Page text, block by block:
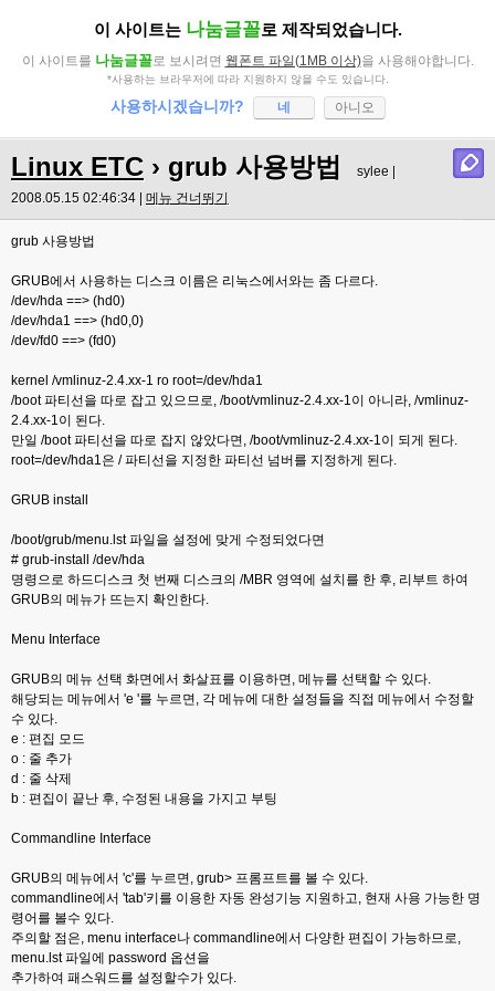
이 사이트는 나눔글꼴로 제작되었습니다.
이 사이트를 나눔글꼴로 보시려면 웹폰트 파일(1MB 이상)을 사용해야합니다.
*사용하는 브라우저에 따라 지원하지 않을 수도 있습니다.
사용하시겠습니까? 네 아니오
Linux ETC › grub 사용방법
sylee |
2008.05.15 02:46:34 | 메뉴 건너뛰기
grub 사용방법
GRUB에서 사용하는 디스크 이름은 리눅스에서와는 좀 다르다.
/dev/hda ==> (hd0)
/dev/hda1 ==> (hd0,0)
/dev/fd0 ==> (fd0)
kernel /vmlinuz-2.4.xx-1 ro root=/dev/hda1
/boot 파티선을 따로 잡고 있으므로, /boot/vmlinuz-2.4.xx-1이 아니라, /vmlinuz-
2.4.xx-1이 된다.
만일 /boot 파티선을 따로 잡지 않았다면, /boot/vmlinuz-2.4.xx-1이 되게 된다.
root=/dev/hda1은 / 파티선을 지정한 파티선 넘버를 지정하게 된다.
GRUB install
/boot/grub/menu.lst 파일을 설정에 맞게 수정되었다면
# grub-install /dev/hda
명령으로 하드디스크 첫 번째 디스크의 /MBR 영역에 설치를 한 후, 리부트 하여
GRUB의 메뉴가 뜨는지 확인한다.
Menu Interface
GRUB의 메뉴 선택 화면에서 화살표를 이용하면, 메뉴를 선택할 수 있다.
해당되는 메뉴에서 'e '를 누르면, 각 메뉴에 대한 설정들을 직접 메뉴에서 수정할
수 있다.
e : 편집 모드
o : 줄 추가
d : 줄 삭제
b : 편집이 끝난 후, 수정된 내용을 가지고 부팅
Commandline Interface
GRUB의 메뉴에서 'c'를 누르면, grub> 프롬프트를 볼 수 있다.
commandline에서 'tab'키를 이용한 자동 완성기능 지원하고, 현재 사용 가능한 명
령어를 볼수 있다.
주의할 점은, menu interface나 commandline에서 다양한 편집이 가능하므로,
menu.lst 파일에 password 옵션을
추가하여 패스워드를 설정할수가 있다.